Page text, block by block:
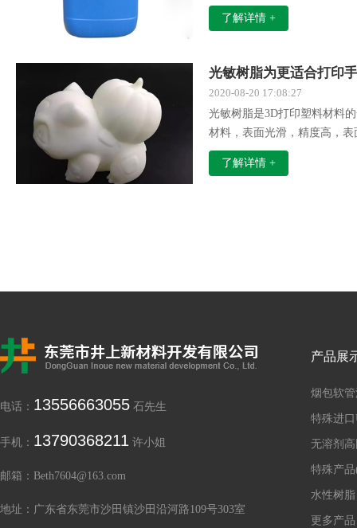
光，同时对固化速率又有更
的光敏树脂一般应具有以下特
了解详情 +
光敏树脂为更适合打印
2020-08-20 17:08:27
光敏树脂是3D打印塑料材料
材料，表面光滑，精度高，
以，光敏树脂非常适合打印手
了解详情 +
电话： 13556663055 石先生
手机： 13790368211 许小姐
邮箱：Beth7604@163.com
地址：广东省东莞市沙田镇沙田沿河路109号303室
产品展
烟包软
特殊进
无溶剂
特殊产
水性树脂
更多产品